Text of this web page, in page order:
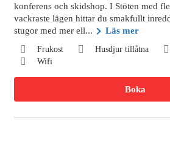
konferens och skidshop. I Stöten med
vackraste lägen hittar du smakfullt
stugor med mer ell...
Läs mer
Frukost Husdjur tillåtna
Wifi
Boka